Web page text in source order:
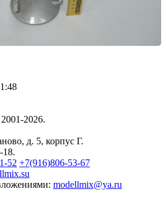
2026.
д. 5, корпус Г.
52 +7(916)806-53-67
modellmix@ya.ru